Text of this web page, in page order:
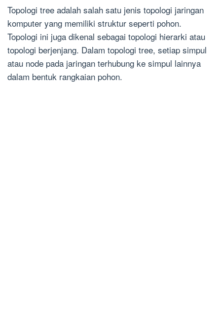
Topologi tree adalah salah satu jenis topologi jaringan
komputer yang memiliki struktur seperti pohon.
Topologi ini juga dikenal sebagai topologi hierarki atau
topologi berjenjang. Dalam topologi tree, setiap simpul
atau node pada jaringan terhubung ke simpul lainnya
dalam bentuk rangkaian pohon.